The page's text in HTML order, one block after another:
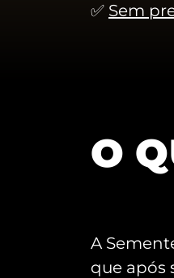
✅ Sem
O
A
que após